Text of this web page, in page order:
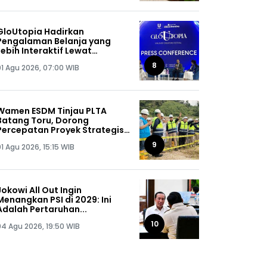
Hadirkan
Belanja yang
Interaktif Lewat
Agu 2026, 07:00 WIB 8
ESDM Tinjau PLTA
Toru, Dorong
Proyek Strategis
Agu 2026, 15:15 WIB 9
All Out Ingin
PSI di 2029: Ini
Pertaruhan...
Agu 2026, 19:50 WIB 10